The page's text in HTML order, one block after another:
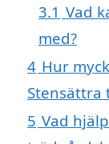
3.1 Vad
med?
4 Hur
Stensättra
5 Vad